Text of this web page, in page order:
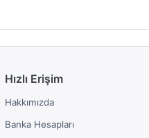
Hızlı Erişim
Hakkımızda
Banka Hesapları